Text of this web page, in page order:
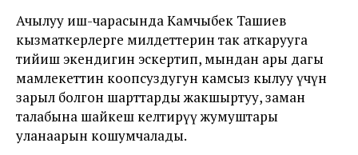
Ачылуу иш-чарасында Камчыбек Ташиев
кызматкерлерге милдеттерин так аткарууга
тийиш экендигин эскертип, мындан ары дагы
мамлекеттин коопсуздугун камсыз кылуу үчүн
зарыл болгон шарттарды жакшыртуу, заман
талабына шайкеш келтирүү жумуштары
уланаарын кошумчалады.